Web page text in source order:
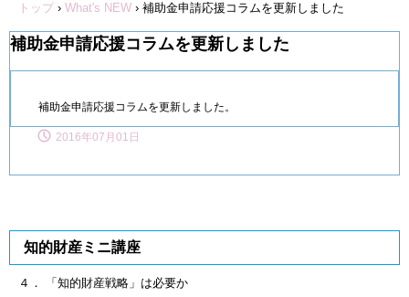
トップ › What's NEW › 補助金申請応援コラムを更新しました
補助金申請応援コラムを更新しました
補助金申請応援コラムを更新しました。
2016年07月01日
知的財産ミニ講座
４． 「知的財産戦略」は必要か